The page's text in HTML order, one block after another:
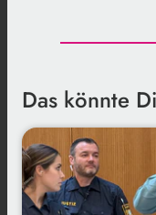
Das könnte